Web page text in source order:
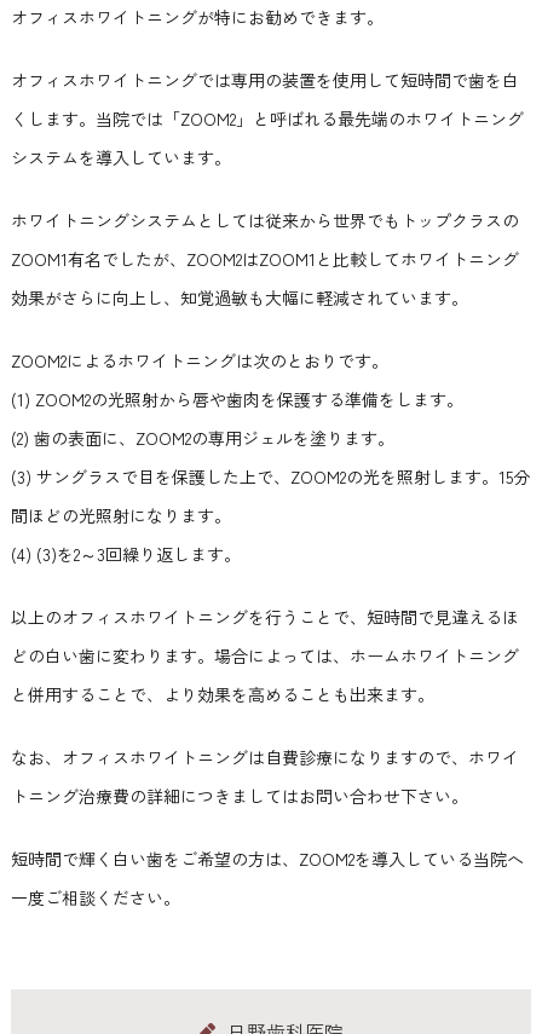
オフィスホワイトニングが特にお勧めできます。
オフィスホワイトニングでは専用の装置を使用して短時間で歯を白
くします。当院では「ZOOM2」と呼ばれる最先端のホワイトニング
システムを導入しています。
ホワイトニングシステムとしては従来から世界でもトップクラスの
ZOOM1有名でしたが、ZOOM2はZOOM1と比較してホワイトニング
効果がさらに向上し、知覚過敏も大幅に軽減されています。
ZOOM2によるホワイトニングは次のとおりです。
(1) ZOOM2の光照射から唇や歯肉を保護する準備をします。
(2) 歯の表面に、ZOOM2の専用ジェルを塗ります。
(3) サングラスで目を保護した上で、ZOOM2の光を照射します。15分
間ほどの光照射になります。
(4) (3)を2～3回繰り返します。
以上のオフィスホワイトニングを行うことで、短時間で見違えるほ
どの白い歯に変わります。場合によっては、ホームホワイトニング
と併用することで、より効果を高めることも出来ます。
なお、オフィスホワイトニングは自費診療になりますので、ホワイ
トニング治療費の詳細につきましてはお問い合わせ下さい。
短時間で輝く白い歯をご希望の方は、ZOOM2を導入している当院へ
一度ご相談ください。